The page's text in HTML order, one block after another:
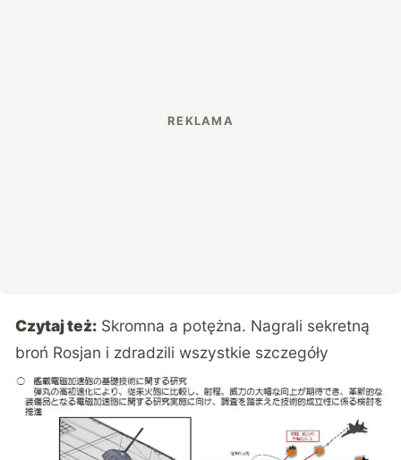
Czytaj też: Skromna a potężna. Nagrali sekretną
broń Rosjan i zdradzili wszystkie szczegóły